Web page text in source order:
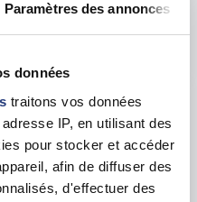
Paramètres des annonces
données
traitons vos données
IP, en utilisant des
pour stocker et accéder
afin de diffuser des
d'effectuer des
Paris
dès le mer. 12 août